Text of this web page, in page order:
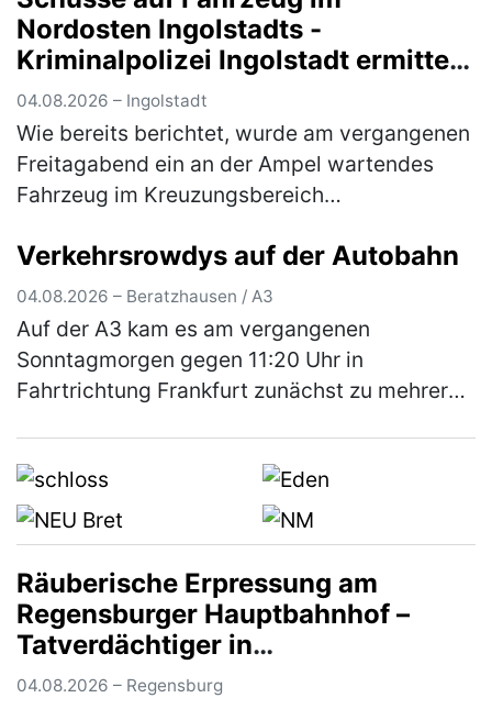
Nordosten Ingolstadts -
Kriminalpolizei Ingolstadt ermittelt
mit Hochdruck und wendet sich an
die Öffentlichkeit
04.08.2026 – Ingolstadt
Wie bereits berichtet, wurde am vergangenen
Freitagabend ein an der Ampel wartendes
Fahrzeug im Kreuzungsbereich
und dadurch an der linken hinteren
Fahrzeugse…(mehr)
Verkehrsrowdys auf der Autobahn
04.08.2026 – Beratzhausen / A3
Auf der A3 kam es am vergangenen
Sonntagmorgen gegen 11:20 Uhr in
Fahrtrichtung Frankfurt zunächst zu mehreren
überholt…
Räuberische Erpressung am
Regensburger Hauptbahnhof –
Tatverdächtiger in
Untersuchungshaft
04.08.2026 – Regensburg